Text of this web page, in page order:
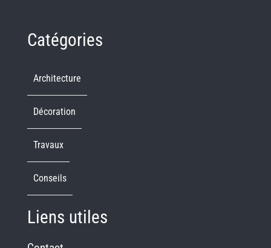
Catégories
Architecture
Décoration
Travaux
Conseils
Liens utiles